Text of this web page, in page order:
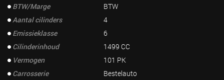
BTW/Marge
BTW
Aantal cilinders
4
Emissieklasse
6
Cilinderinhoud
1499 CC
Vermogen
101 PK
Carrosserie
Bestelauto